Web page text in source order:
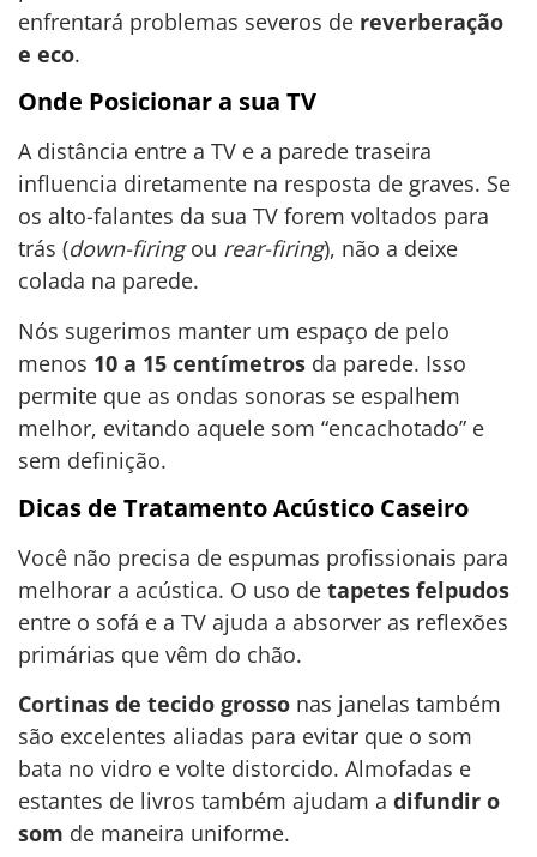
enfrentará problemas severos de reverberação
e eco.
Onde Posicionar a sua TV
A distância entre a TV e a parede traseira
influencia diretamente na resposta de graves. Se
os alto-falantes da sua TV forem voltados para
trás (down-firingou rear-firing), não a deixe
colada na parede.
Nós sugerimos manter um espaço de pelo
menos 10 a 15 centímetros da parede. Isso
permite que as ondas sonoras se espalhem
melhor, evitando aquele som “encachotado” e
sem definição.
Dicas de Tratamento Acústico Caseiro
Você não precisa de espumas profissionais para
melhorar a acústica. O uso de tapetes felpudos
entre o sofá e a TV ajuda a absorver as reflexões
primárias que vêm do chão.
Cortinas de tecido grosso nas janelas também
são excelentes aliadas para evitar que o som
bata no vidro e volte distorcido. Almofadas e
estantes de livros também ajudam a difundir o
som de maneira uniforme.